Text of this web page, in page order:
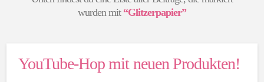
wurden mit “Glitzerpapier”
YouTube-Hop mit neuen Produkten!